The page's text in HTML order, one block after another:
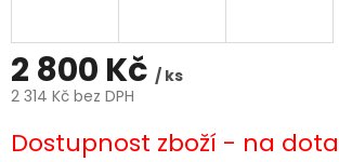
2 800 Kč / ks
2 314 Kč bez DPH
cena:
Dostupnost zboží - na